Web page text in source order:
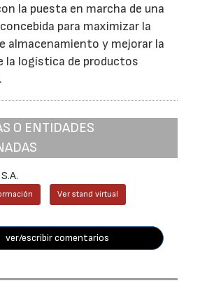
la puesta en marcha de una
para maximizar la
almacenamiento y mejorar la
la logística de productos
O ENTIDADES
Ver stand virtual
ver/escribir comentarios